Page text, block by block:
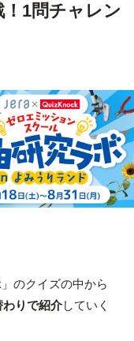
1問チャレン
のクイズの中から
りで紹介していく